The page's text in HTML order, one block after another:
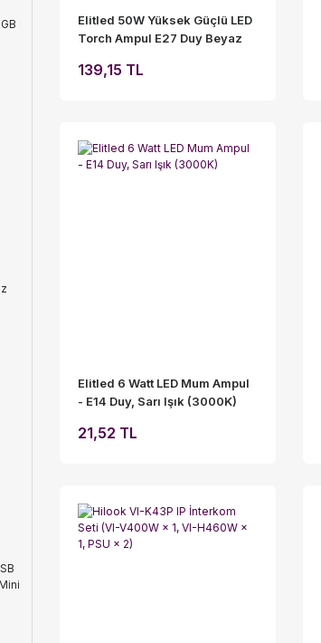
Elitled 50W Yüksek Güçlü LED
Torch Ampul E27 Duy Beyaz
139,15 TL
Elitled 6 Watt LED Mum Ampul
- E14 Duy, Sarı Işık (3000K)
21,52 TL